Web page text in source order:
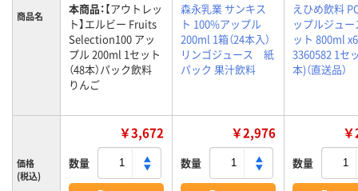
商品名 本商品：【アウトレッ
ト】エルビー Fruits
Selection100 アッ
プル 200ml 1セット
（48本）パック飲料
りんご
森永乳業 サンキス
ト 100%アップル
200ml 1箱（24本入）
リンゴジュース 紙
パック 果汁飲料
えひめ飲料
ップルジュー
ット 800ml x6
3360582 1セ
本)（直送品）
価格
(税込)
￥3,672
数量
￥2,976
数量 数量